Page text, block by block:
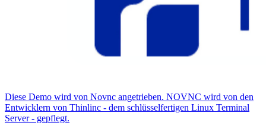
Diese Demo wird von Novnc angetrieben. NOVNC wird von den
Entwicklern von Thinlinc - dem schlüsselfertigen Linux Terminal
Server - gepflegt.